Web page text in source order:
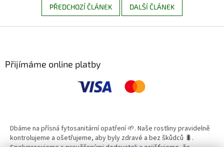
PŘEDCHOZÍ ČLÁNEK DALŠÍ ČLÁNEK
Přijímáme online platby
Dbáme na přísná fytosanitární opatření 🌱. Naše rostliny pravidelně
kontrolujeme a ošetřujeme, aby byly zdravé a bez škůdců 🐛.